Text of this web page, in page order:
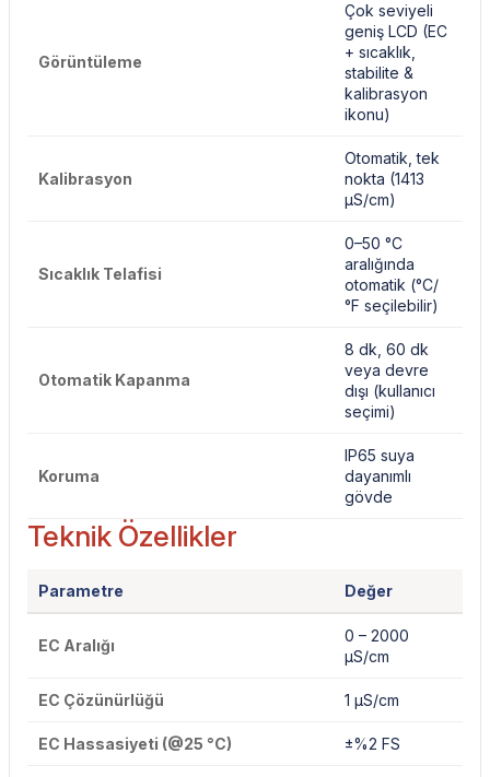
Görüntüleme
Çok seviyeli
geniş LCD (EC
+ sıcaklık,
stabilite &
kalibrasyon
ikonu)
Kalibrasyon
Otomatik, tek
nokta (1413
µS/cm)
Sıcaklık Telafisi
0–50 °C
aralığında
otomatik (°C/
°F seçilebilir)
Otomatik Kapanma
8 dk, 60 dk
veya devre
dışı (kullanıcı
seçimi)
Koruma
IP65 suya
dayanımlı
gövde
Teknik Özellikler
Parametre Değer
EC Aralığı
0 – 2000
µS/cm
EC Çözünürlüğü 1 µS/cm
EC Hassasiyeti (@25 °C) ±%2 FS